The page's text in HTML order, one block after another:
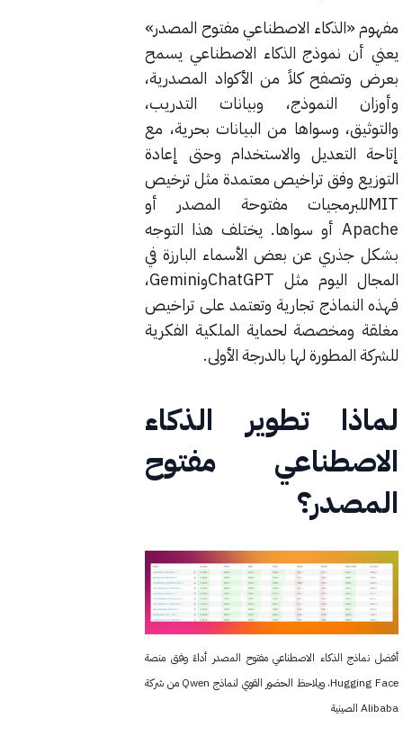
مفهوم «الذكاء الاصطناعي مفتوح المصدر»
يعني أن نموذج الذكاء الاصطناعي يسمح
بعرض وتصفح كلاً من الأكواد المصدرية،
وأوزان النموذج، وبيانات التدريب،
والتوثيق، وسواها من البيانات بحرية، مع
إتاحة التعديل والاستخدام وحتى إعادة
التوزيع وفق تراخيص معتمدة مثل ترخيص
MITللبرمجيات مفتوحة المصدر أو
Apache أو سواها. يختلف هذا التوجه
بشكل جذري عن بعض الأسماء البارزة في
المجال اليوم مثل ChatGPTوGemini،
فهذه النماذج تجارية وتعتمد على تراخيص
مغلقة ومخصصة لحماية الملكية الفكرية
للشركة المطورة لها بالدرجة الأولى.
لماذا تطوير الذكاء
الاصطناعي مفتوح
المصدر؟
أفضل نماذج الذكاء الاصطناعي مفتوح المصدر أداءً وفق منصة
Hugging Face، ويلاحظ الحضور القوي لنماذج Qwen من شركة
Alibaba الصينية